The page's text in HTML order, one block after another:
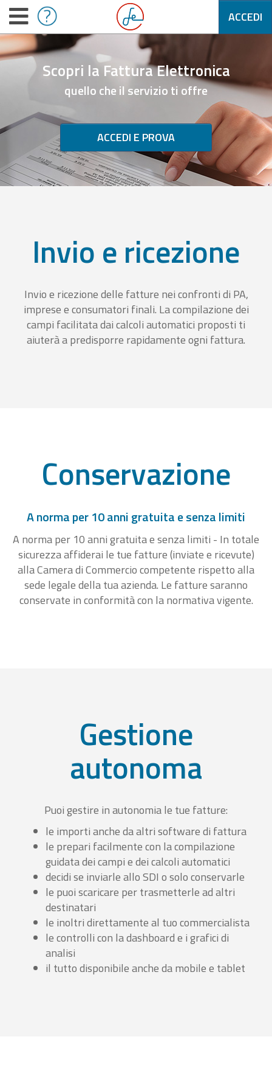
ACCEDI
Scopri la Fattura Elettronica
quello che il servizio ti offre
ACCEDI E PROVA
Invio e ricezione
Invio e ricezione delle fatture nei confronti di PA,
imprese e consumatori finali. La compilazione dei
campi facilitata dai calcoli automatici proposti ti
aiuterà a predisporre rapidamente ogni fattura.
Conservazione
A norma per 10 anni gratuita e senza limiti
A norma per 10 anni gratuita e senza limiti - In totale
sicurezza affiderai le tue fatture (inviate e ricevute)
alla Camera di Commercio competente rispetto alla
sede legale della tua azienda. Le fatture saranno
conservate in conformità con la normativa vigente.
Gestione
autonoma
Puoi gestire in autonomia le tue fatture:
le importi anche da altri software di fattura
le prepari facilmente con la compilazione
guidata dei campi e dei calcoli automatici
decidi se inviarle allo SDI o solo conservarle
le puoi scaricare per trasmetterle ad altri
destinatari
le inoltri direttamente al tuo commercialista
le controlli con la dashboard e i grafici di
analisi
il tutto disponibile anche da mobile e tablet